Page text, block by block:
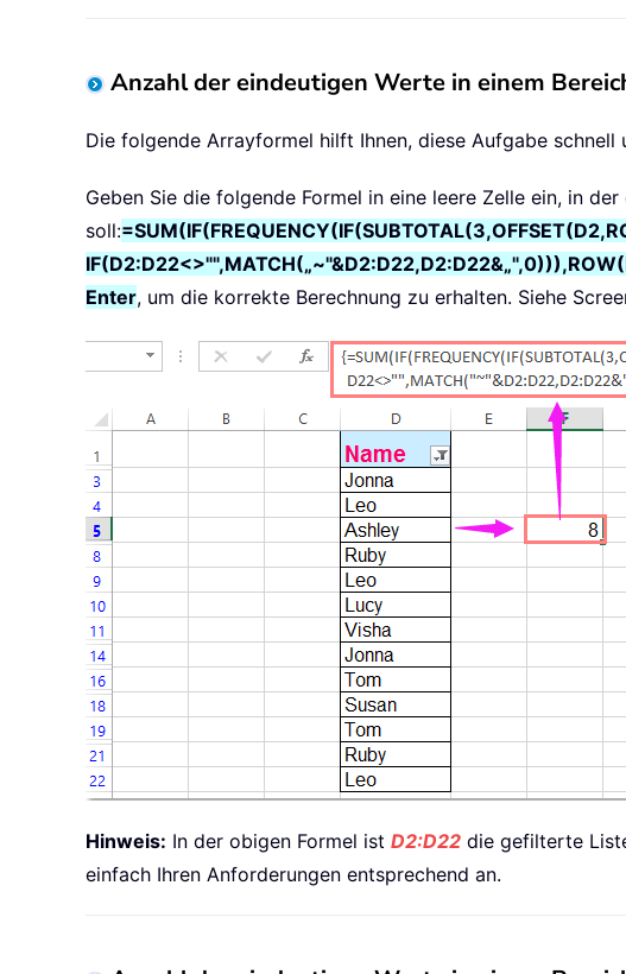
Anzahl der eindeutigen Werte in einem
Die folgende Arrayformel hilft Ihnen, diese Aufgabe
Geben Sie die folgende Formel in eine leere Zelle ein, in
soll:
Enter, um die korrekte Berechnung zu erhalten. Siehe
Hinweis: In der obigen Formel ist D2:D22 die gefilterte
einfach Ihren Anforderungen entsprechend an.